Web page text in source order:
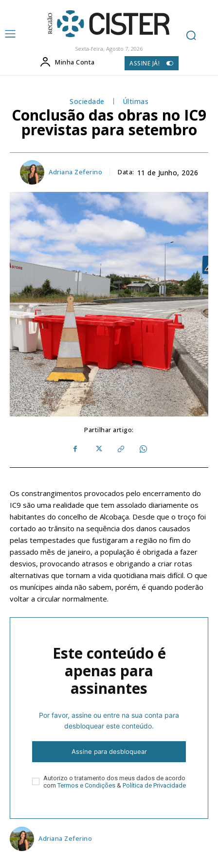
Sexta-feira, Agosto 7, 2026
Minha Conta ASSINE JÁ!
Sociedade Últimas
Conclusão das obras no IC9
previstas para setembro
Adriana Zeferino Data: 11 de Junho, 2026
Partilhar artigo:
Os constrangimentos provocados pelo encerramento do
IC9 são uma realidade que tem assolado diariamente os
habitantes do concelho de Alcobaça. Desde que o troço foi
cortado ao trânsito na sequência dos danos causados
pelas tempestades que fustigaram a região no fim do
passado mês de janeiro, a população é obrigada a fazer
desvios, provocando atrasos e obrigando a criar rotas
alternativas que tornam a vida quotidiana mais difícil. O que
os munícipes ainda não sabem, porém, é quando poderão
voltar a circular normalmente.
Este conteúdo é
apenas para
assinantes
Por favor, assine ou entre na sua conta para
desbloquear este conteúdo.
Assine para desbloquear
Autorizo o tratamento dos meus dados de acordo
comTermos e Condições & Política de Privacidade
Adriana Zeferino